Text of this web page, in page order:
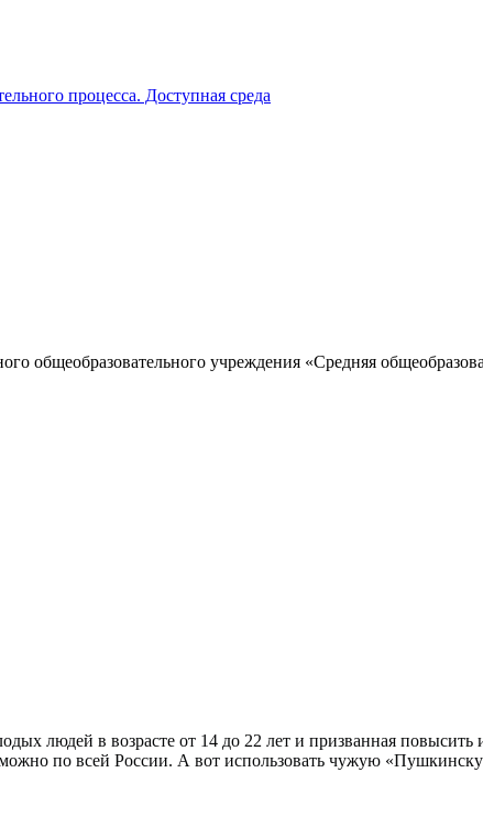
процесса. Доступная среда
общеобразовательного учреждения «Средняя
людей в возрасте от 14 до 22 лет и призванная повысить
по всей России. А вот использовать чужую